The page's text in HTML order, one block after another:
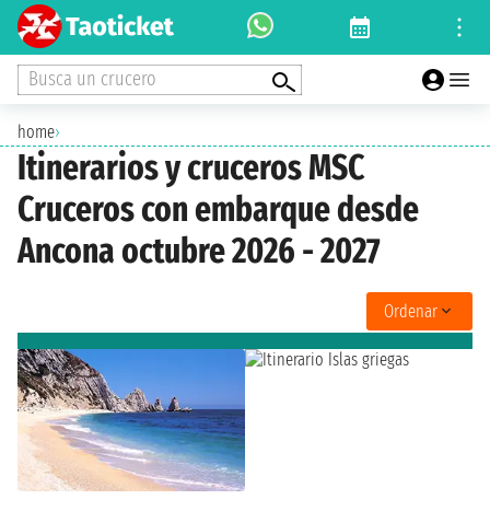
Busca un crucero
home›
Itinerarios y cruceros MSC
Cruceros con embarque desde
Ancona octubre 2026 - 2027
Ordenar